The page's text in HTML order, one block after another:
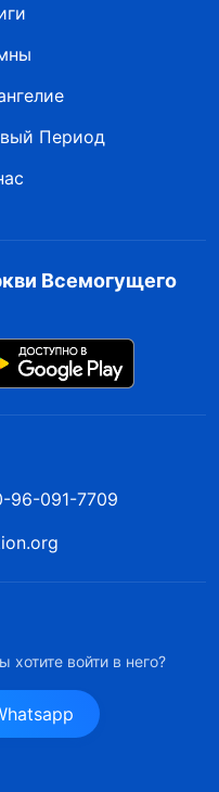
Период
Всемогущего
96-091-7709
войти в него?